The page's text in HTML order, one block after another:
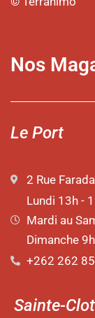
Nos
Le Port
2 Rue
Lundi 13h -
Mardi au
Dimanche
+262 262
Sainte-